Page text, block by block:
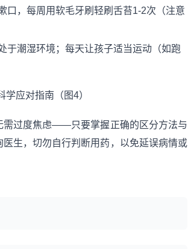
口，每周用软毛牙刷轻刷舌苔1-2次（注意
于潮湿环境；每天让孩子适当运动（如跑
需过度焦虑——只要掌握正确的区分方法与
生，切勿自行判断用药，以免延误病情或